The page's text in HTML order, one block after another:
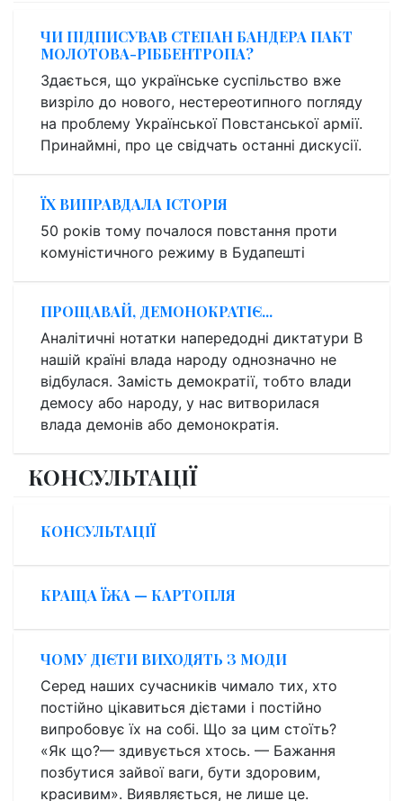
ЧИ ПІДПИСУВАВ СТЕПАН БАНДЕРА ПАКТ
МОЛОТОВА-РІББЕНТРОПА?
Здається, що українське суспільство вже
визріло до нового, нестереотипного погляду
на проблему Української Повстанської армії.
Принаймні, про це свідчать останні дискусії.
ЇХ ВИПРАВДАЛА ІСТОРІЯ
50 років тому почалося повстання проти
комуністичного режиму в Будапешті
ПРОЩАВАЙ, ДЕМОНОКРАТІЄ...
Аналітичні нотатки напередодні диктатури В
нашій країні влада народу однозначно не
відбулася. Замість демократії, тобто влади
демосу або народу, у нас витворилася
влада демонів або демонократія.
КОНСУЛЬТАЦІЇ
КОНСУЛЬТАЦІЇ
КРАЩА ЇЖА — КАРТОПЛЯ
ЧОМУ ДІЄТИ ВИХОДЯТЬ З МОДИ
Серед наших сучасників чимало тих, хто
постійно цікавиться дієтами і постійно
випробовує їх на собі. Що за цим стоїть?
«Як що?— здивується хтось. — Бажання
позбутися зайвої ваги, бути здоровим,
красивим». Виявляється, не лише це.